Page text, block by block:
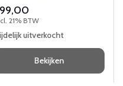
en HDMI.
21% BTW
uitverkocht
Bekijken